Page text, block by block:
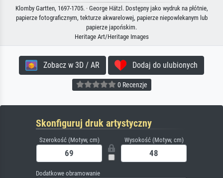
Klomby Gartten, 1697-1705. · George Hätzl. Dostępny jako wydruk na płótnie,
papierze fotograficznym, tekturze akwarelowej, papierze niepowlekanym lub
papierze japońskim.
Heritage Art/Heritage Images
Zobacz w 3D / AR Dodaj do ulubionych
0 Recenzje
Skonfiguruj druk artystyczny
Szerokość (Motyw, cm) Wysokość (Motyw, cm)
Dodatkowe obramowanie